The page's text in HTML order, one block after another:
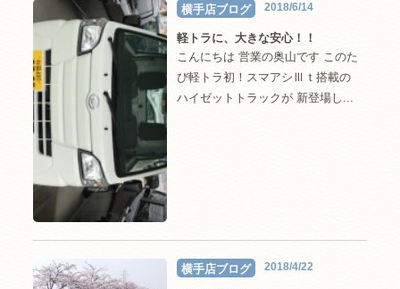
横手店ブログ 2018/6/14
軽トラに、大きな安心！！
こんにちは 営業の奥山です このた
び軽トラ初！スマアシⅢｔ搭載の
ハイゼットトラックが 新登場し...
横手店ブログ 2018/4/22